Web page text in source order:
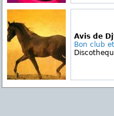
Avis de
Bon club